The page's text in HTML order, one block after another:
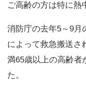
ご高齢の方は特に熱
消防庁の去年5～9月
によって救急搬送さ
満65歳以上の高齢者
た。